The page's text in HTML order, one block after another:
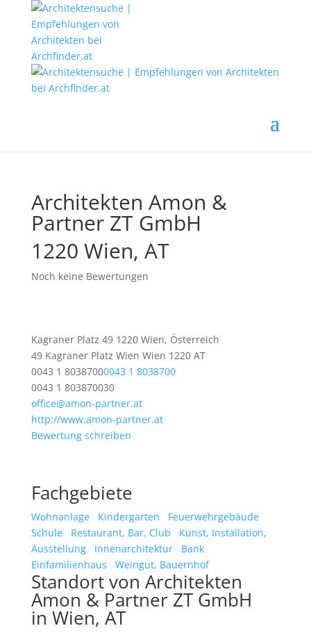
Architekten Amon &
Partner ZT GmbH
1220 Wien, AT
Noch keine Bewertungen
Kagraner Platz 49 1220 Wien, Österreich
49 Kagraner Platz Wien Wien 1220 AT
0043 1 80387000043 1 8038700
0043 1 803870030
office@amon-partner.at
http://www.amon-partner.at
Bewertung schreiben
Fachgebiete
Wohnanlage Kindergarten
Feuerwehrgebäude
Schule
Restaurant, Bar, Club
Kunst, Installation,
Ausstellung
Innenarchitektur
Bank
Einfamilienhaus
Weingut, Bauernhof
Standort von Architekten
Amon & Partner ZT GmbH
in Wien, AT